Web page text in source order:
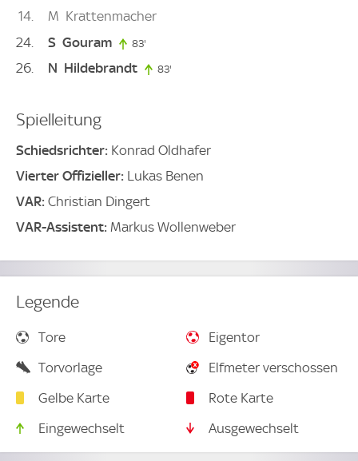
14 M Krattenmacher
24
S Gouram 83'
26 N Hildebrandt 83'
Spielleitung
Schiedsrichter: Konrad Oldhafer
Vierter Offizieller: Lukas Benen
VAR: Christian Dingert
VAR-Assistent: Markus Wollenweber
Legende
Tore
Eigentor
Torvorlage
Elfmeter verschossen
Gelbe Karte
Rote Karte
Eingewechselt
Ausgewechselt